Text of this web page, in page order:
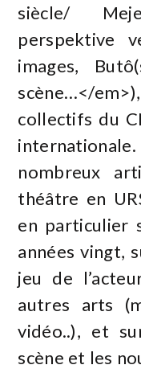
siècle/
perspektive
images,
scène…</
collectifs du
nombreux
théâtre en
en particulier
années vingt,
jeu de
autres arts
vidéo..), et
scène et les